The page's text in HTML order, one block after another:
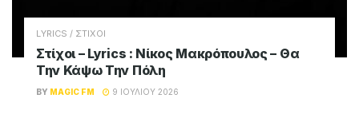
LYRICS / ΣΤΙΧΟΙ
Στίχοι – Lyrics : Νίκος Μακρόπουλος – Θα
Την Κάψω Την Πόλη
BY MAGIC FM 9 ΙΟΥΛΊΟΥ 2026